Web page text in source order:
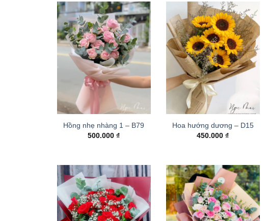
Hồng nhẹ nhàng 1 – B79
500.000₫
Hoa hướng dương – D15
450.000₫